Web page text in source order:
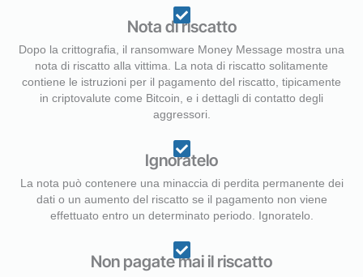
Nota di riscatto
Dopo la crittografia, il ransomware Money Message mostra una
nota di riscatto alla vittima. La nota di riscatto solitamente
contiene le istruzioni per il pagamento del riscatto, tipicamente
in criptovalute come Bitcoin, e i dettagli di contatto degli
aggressori.
Ignoratelo
La nota può contenere una minaccia di perdita permanente dei
dati o un aumento del riscatto se il pagamento non viene
effettuato entro un determinato periodo. Ignoratelo.
Non pagate mai il riscatto